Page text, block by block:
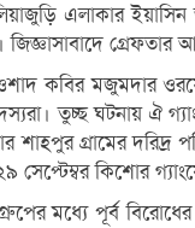
এলাকার
গ্রেফতার
কবির মজুমদার ওরফে
তুচ্ছ ঘটনায় ঐ
শাহপুর গ্রামের
সেপ্টেম্বর কিশোর
মধ্যে পূর্ব